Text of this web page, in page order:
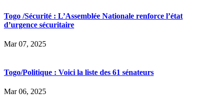
Togo /Sécurité : L’Assemblée Nationale renforce l’état
d’urgence sécuritaire
Mar 07, 2025
Togo/Politique : Voici la liste des 61 sénateurs
Mar 06, 2025